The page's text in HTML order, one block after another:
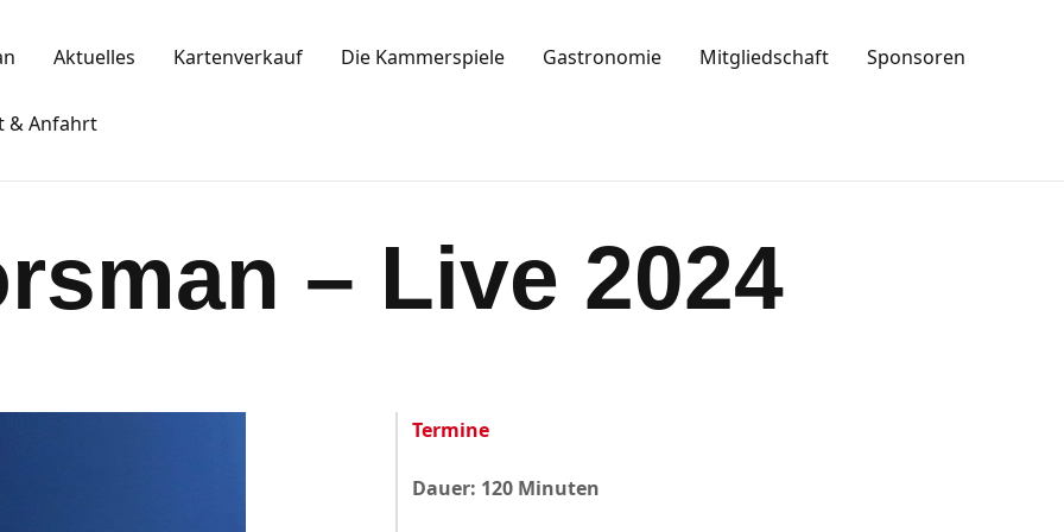
Aktuelles Kartenverkauf Die Kammerspiele Gastronomie Mitgliedschaft Sponsoren
& Anfahrt
– Live 2024
Kartenkauf
Mitgliedschaft
Gastronomie
Termine
Dauer: 120 Minuten